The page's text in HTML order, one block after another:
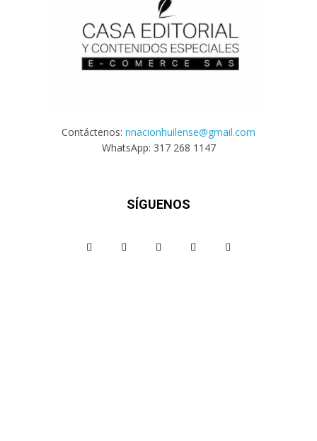
Contáctenos: nnacionhuilense@gmail.com
WhatsApp: 317 268 1147
SÍGUENOS